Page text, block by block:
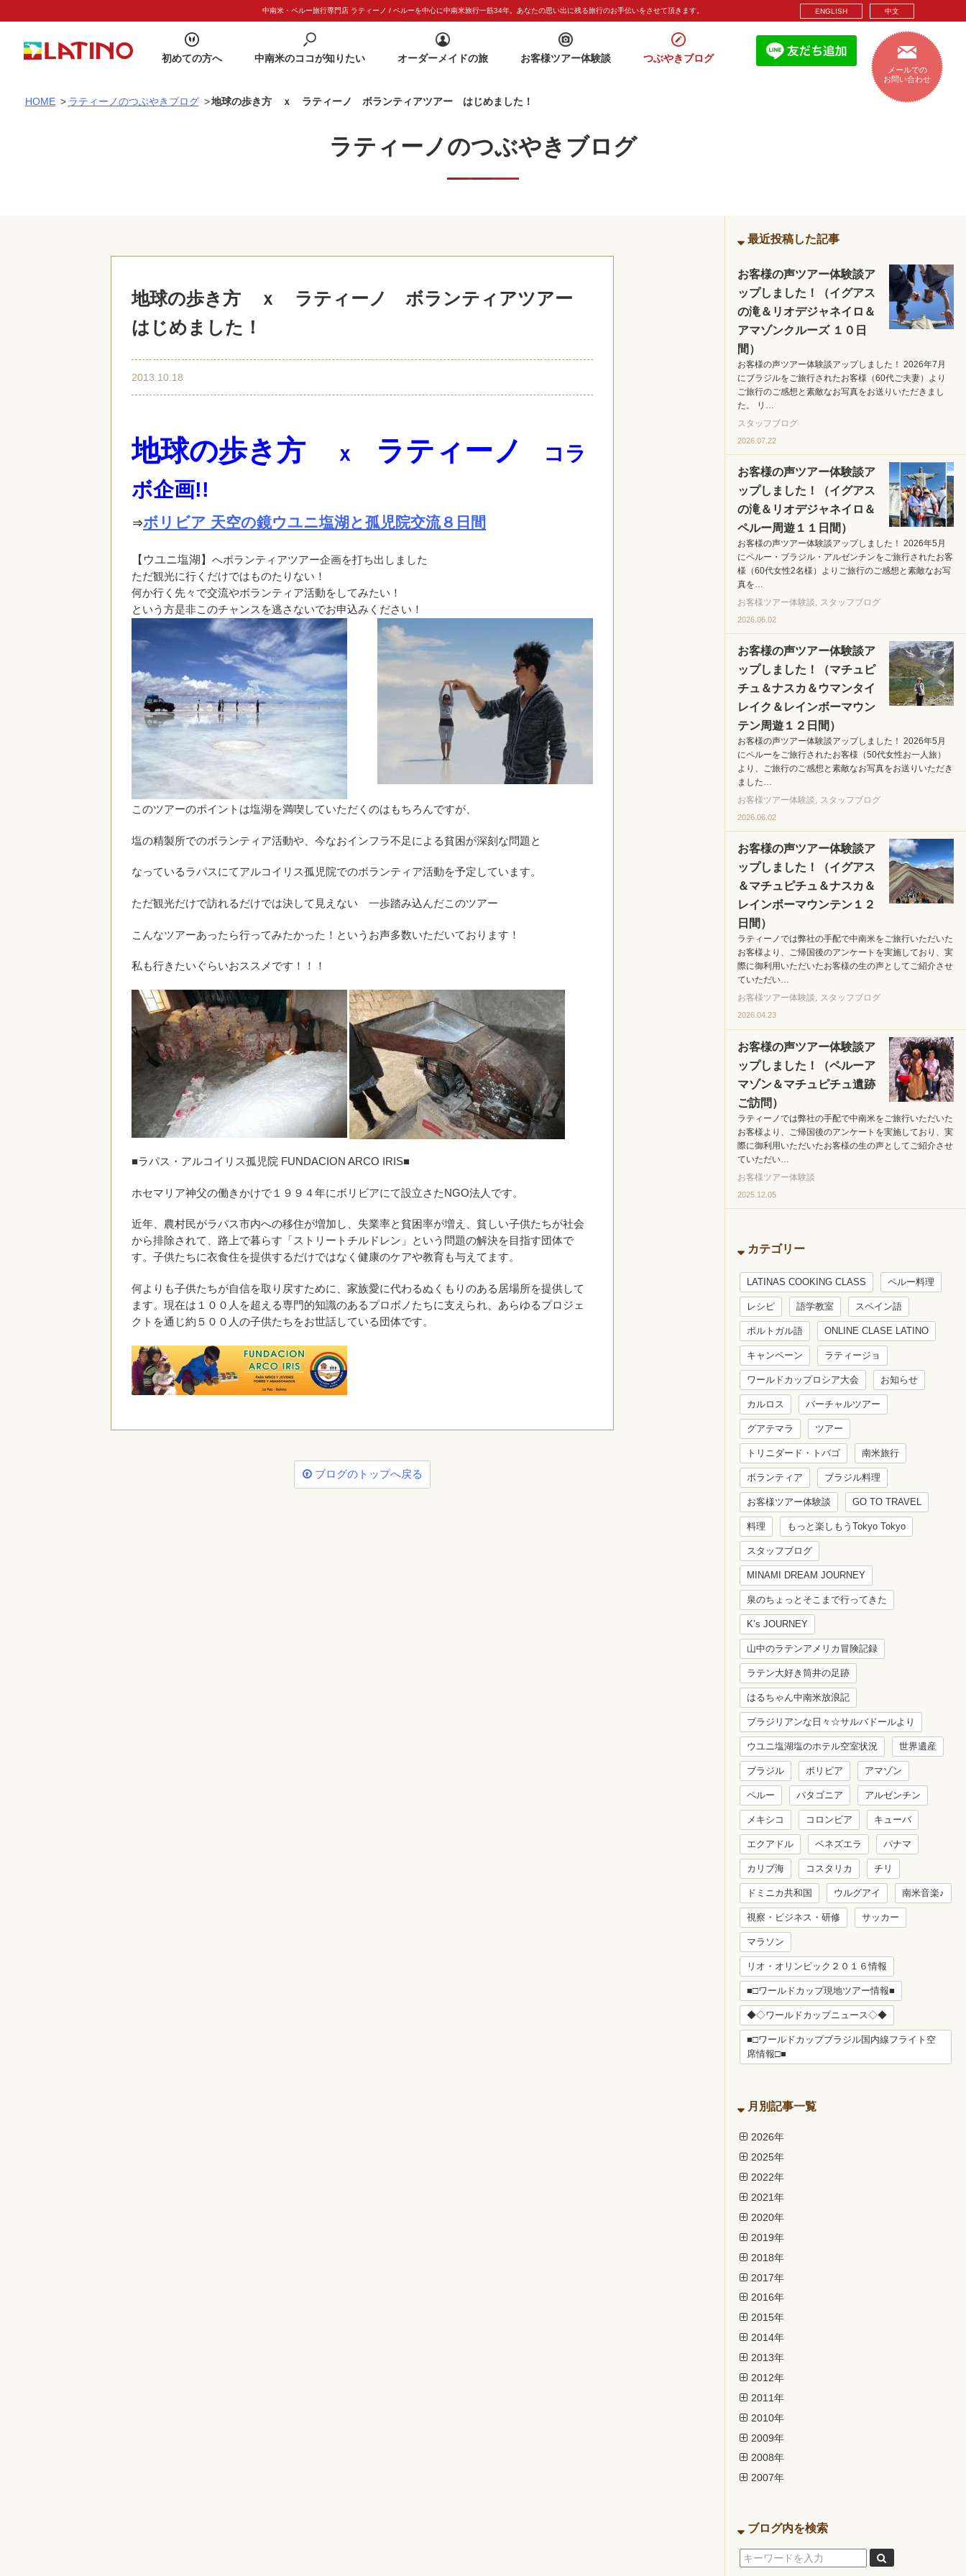
中南米・ペルー旅行専門店 ラティーノ / ペルーを中心に中南米旅行一筋34年。あなたの思い出に残る旅行のお手伝いをさせて頂きます。 ENGLISH 中文
初めての方へ 中南米のココが知りたい オーダーメイドの旅 お客様ツアー体験談 つぶやきブログ
メールでの
お問い合わせ
HOME > ラティーノのつぶやきブログ >地球の歩き方 ｘ ラティーノ ボランティアツアー はじめました！
ラティーノのつぶやきブログ
地球の歩き方 ｘ ラティーノ ボランティアツアー
はじめました！
2013.10.18
地球の歩き方 ｘ ラティーノ
コラ
ボ企画!!
⇒ボリビア 天空の鏡ウユニ塩湖と孤児院交流８日間
【ウユニ塩湖】 へボランティアツアー企画を打ち出しました
ただ観光に行くだけではものたりない！
何か行く先々で交流やボランティア活動をしてみたい！
という方是非このチャンスを逃さないでお申込みください！
このツアーのポイントは塩湖を満喫していただくのはもちろんですが、
塩の精製所でのボランティア活動や、今なおインフラ不足による貧困が深刻な問題と
なっているラパスにてアルコイリス孤児院でのボランティア活動を予定しています。
ただ観光だけで訪れるだけでは決して見えない 一歩踏み込んだこのツアー
こんなツアーあったら行ってみたかった！というお声多数いただいております！
私も行きたいぐらいおススメです！！！
■ラパス・アルコイリス孤児院 FUNDACION ARCO IRIS■
ホセマリア神父の働きかけで１９９４年にボリビアにて設立さたNGO法人です。
近年、農村民がラパス市内への移住が増加し、失業率と貧困率が増え、貧しい子供たちが社会
から排除されて、路上で暮らす「ストリートチルドレン」という問題の解決を目指す団体で
す。子供たちに衣食住を提供するだけではなく健康のケアや教育も与えてます。
何よりも子供たちが自信を取り戻すために、家族愛に代わるぬくもりのある居場所を提供して
ます。現在は１００人を超える専門的知識のあるプロボノたちに支えられ、あらゆるプロジェ
クトを通じ約５００人の子供たちをお世話している団体です。
ブログのトップへ戻る
最近投稿した記事
お客様の声ツアー体験談ア
ップしました！（イグアス
の滝＆リオデジャネイロ＆
アマゾンクルーズ １０日
間）
お客様の声ツアー体験談アップしました！ 2026年7月
にブラジルをご旅行されたお客様（60代ご夫妻）より
ご旅行のご感想と素敵なお写真をお送りいただきまし
た。 リ…
スタッフブログ
2026.07.22
お客様の声ツアー体験談ア
ップしました！（イグアス
の滝＆リオデジャネイロ＆
ペルー周遊１１日間）
お客様の声ツアー体験談アップしました！ 2026年5月
にペルー・ブラジル・アルゼンチンをご旅行されたお客
様（60代女性2名様）よりご旅行のご感想と素敵なお写
真を…
お客様ツアー体験談
スタッフブログ
2026.06.02
お客様の声ツアー体験談ア
ップしました！（マチュピ
チュ＆ナスカ＆ウマンタイ
レイク＆レインボーマウン
テン周遊１２日間）
お客様の声ツアー体験談アップしました！ 2026年5月
にペルーをご旅行されたお客様（50代女性お一人旅）
より、ご旅行のご感想と素敵なお写真をお送りいただき
ました…
お客様ツアー体験談
スタッフブログ
2026.06.02
お客様の声ツアー体験談ア
ップしました！（イグアス
＆マチュピチュ＆ナスカ＆
レインボーマウンテン１２
日間）
ラティーノでは弊社の手配で中南米をご旅行いただいた
お客様より、ご帰国後のアンケートを実施しており、実
際に御利用いただいたお客様の生の声としてご紹介させ
ていただい…
お客様ツアー体験談
スタッフブログ
2026.04.23
お客様の声ツアー体験談ア
ップしました！（ペルーア
マゾン＆マチュピチュ遺跡
ご訪問）
ラティーノでは弊社の手配で中南米をご旅行いただいた
お客様より、ご帰国後のアンケートを実施しており、実
際に御利用いただいたお客様の生の声としてご紹介させ
ていただい…
お客様ツアー体験談
2025.12.05
カテゴリー
LATINAS COOKING CLASS ペルー料理
レシピ 語学教室 スペイン語
ポルトガル語 ONLINE CLASE LATINO
キャンペーン ラティージョ
ワールドカップロシア大会 お知らせ
カルロス バーチャルツアー
グアテマラ ツアー
トリニダード・トバゴ 南米旅行
ボランティア ブラジル料理
お客様ツアー体験談 GO TO TRAVEL
料理 もっと楽しもうTokyo Tokyo
スタッフブログ
MINAMI DREAM JOURNEY
泉のちょっとそこまで行ってきた
K’s JOURNEY
山中のラテンアメリカ冒険記録
ラテン大好き筒井の足跡
はるちゃん中南米放浪記
ブラジリアンな日々☆サルバドールより
ウユニ塩湖塩のホテル空室状況 世界遺産
ブラジル ボリビア アマゾン
ペルー パタゴニア アルゼンチン
メキシコ コロンビア キューバ
エクアドル ベネズエラ パナマ
カリブ海 コスタリカ チリ
ドミニカ共和国 ウルグアイ 南米音楽♪
視察・ビジネス・研修 サッカー
マラソン
リオ・オリンピック２０１６情報
■□ワールドカップ現地ツアー情報■
◆◇ワールドカップニュース◇◆
■□ワールドカップブラジル国内線フライト空
席情報□■
月別記事一覧
2026年
2025年
2022年
2021年
2020年
2019年
2018年
2017年
2016年
2015年
2014年
2013年
2012年
2011年
2010年
2009年
2008年
2007年
ブログ内を検索